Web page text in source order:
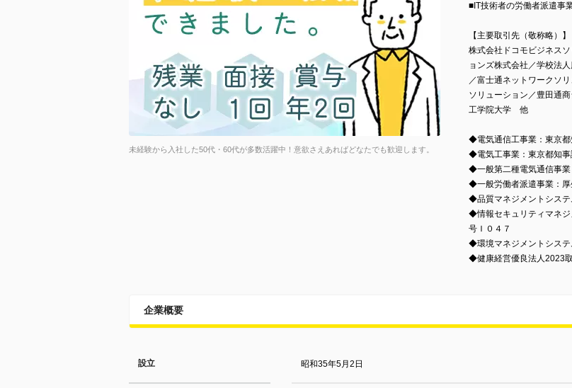
未経験から入社した50代・60代が多数活躍中！意欲さえあればどなたでも歓迎します。
■IT技術者の労働者派遣事
【主要取引先（敬称略）】
株式会社ドコモビジネス
ョンズ株式会社／学校法
／富士通ネットワークソ
ソリューション／豊田通
工学院大学 他
◆電気通信工事業：東京
◆電気工事業：東京都知
◆一般第二種電気通信事
◆一般労働者派遣事業：
◆品質マネジメントシステ
◆情報セキュリティマネジ
号Ｉ０４７
◆環境マネジメントシステ
◆健康経営優良法人2023取
企業概要
設立 昭和35年5月2日